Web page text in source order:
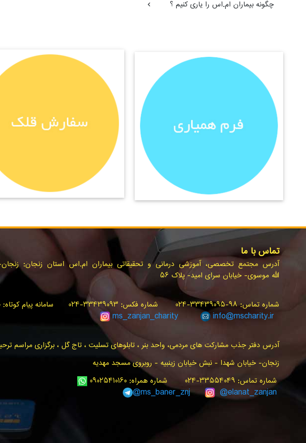
چگونه بیماران ام.اس را یاری کنیم ؟
تماس با ما
آدرس مجتمع تخصصی، آموزشی درمانی و تحقیقاتی بیماران ام.اس استان زنجان: زنجان-
الله موسوی- خیابان سرای امید- پلاک ۵۶
شماره تماس: ۹۸-۳۳۴۳۹۰۹۵-۰۲۴ شماره فکس: ۳۳۴۳۹۰۹۳-۰۲۴ سامانه پیام کوتاه: ۳۰۰۰۰۲۴۰
ms_zanjan_charity info@mscharity.ir
آدرس دفتر جذب مشارکت های مردمی، واحد بنر ، تابلوهای تسلیت ، تاج گل ، برگزاری مراسم
زنجان- خیابان شهدا - نبش خیابان زینبیه - روبروی مسجد مهدیه
شماره تماس: ۳۳۵۵۴۰۴۹-۰۲۴ شماره همراه: ۰۹۰۲۵۴۱۰۱۶۰
ms_baner_znj
@elanat_zanjan@